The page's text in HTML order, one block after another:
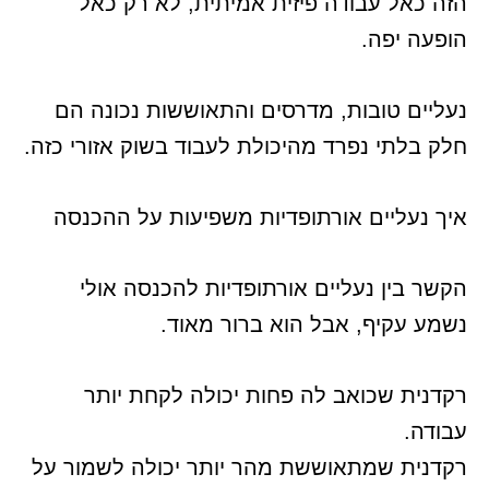
הופעה יפה.
נעליים טובות, מדרסים והתאוששות נכונה הם
חלק בלתי נפרד מהיכולת לעבוד בשוק אזורי כזה.
איך נעליים אורתופדיות משפיעות על ההכנסה
הקשר בין נעליים אורתופדיות להכנסה אולי
נשמע עקיף, אבל הוא ברור מאוד.
רקדנית שכואב לה פחות יכולה לקחת יותר
עבודה.
רקדנית שמתאוששת מהר יותר יכולה לשמור על